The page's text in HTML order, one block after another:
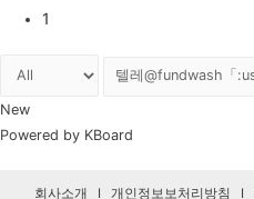
1
New
Powered by KBoard
회사소개 I 개인정보보처리방침 I